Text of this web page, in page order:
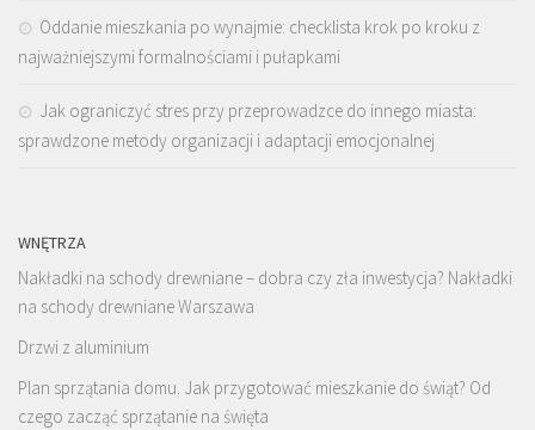
Oddanie mieszkania po wynajmie: checklista krok po kroku z
najważniejszymi formalnościami i pułapkami
Jak ograniczyć stres przy przeprowadzce do innego miasta:
sprawdzone metody organizacji i adaptacji emocjonalnej
WNĘTRZA
Nakładki na schody drewniane – dobra czy zła inwestycja? Nakładki
na schody drewniane Warszawa
Drzwi z aluminium
Plan sprzątania domu. Jak przygotować mieszkanie do świąt? Od
czego zacząć sprzątanie na święta